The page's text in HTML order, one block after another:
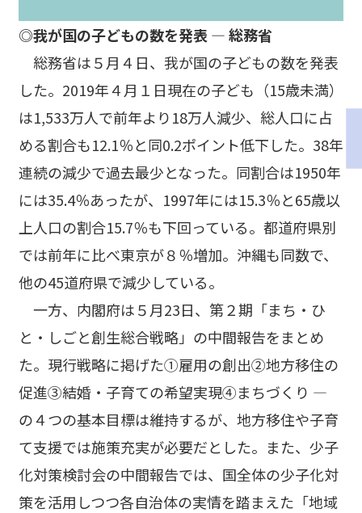
◎我が国の子どもの数を発表 ― 総務省
総務省は５月４日、我が国の子どもの数を発表
した。2019年４月１日現在の子ども（15歳未満）
は1,533万人で前年より18万人減少、総人口に占
める割合も12.1％と同0.2ポイント低下した。38年
連続の減少で過去最少となった。同割合は1950年
には35.4％あったが、1997年には15.3％と65歳以
上人口の割合15.7％も下回っている。都道府県別
では前年に比べ東京が８％増加。沖縄も同数で、
他の45道府県で減少している。
一方、内閣府は５月23日、第２期「まち・ひ
と・しごと創生総合戦略」の中間報告をまとめ
た。現行戦略に掲げた①雇用の創出②地方移住の
促進③結婚・子育ての希望実現④まちづくり ―
の４つの基本目標は維持するが、地方移住や子育
て支援では施策充実が必要だとした。また、少子
化対策検討会の中間報告では、国全体の少子化対
策を活用しつつ各自治体の実情を踏まえた「地域